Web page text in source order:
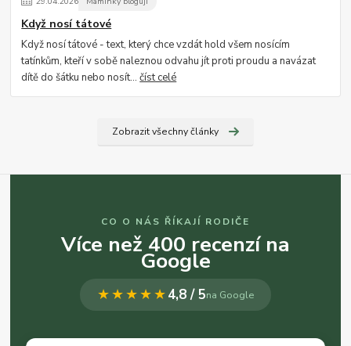
Když nosí tátové
Když nosí tátové - text, který chce vzdát hold všem nosícím
tatínkům, kteří v sobě naleznou odvahu jít proti proudu a navázat
dítě do šátku nebo nosít...číst celé
Zobrazit všechny články
CO O NÁS ŘÍKAJÍ RODIČE
Více než 400 recenzí na
Google
★★★★★4,8 / 5na Google